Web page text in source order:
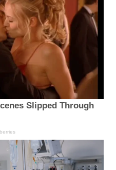
Slipped Through